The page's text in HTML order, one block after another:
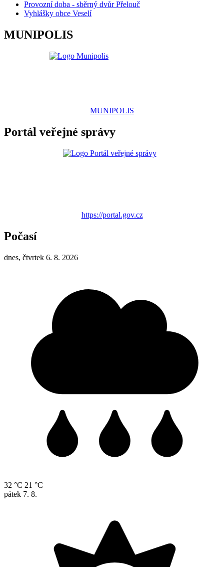
Provozní doba - sběrný dvůr Přelouč
Vyhlášky obce Veselí
MUNIPOLIS
MUNIPOLIS
Portál veřejné správy
https://portal.gov.cz
Počasí
dnes, čtvrtek 6. 8. 2026
32 °C 21 °C
pátek 7. 8.